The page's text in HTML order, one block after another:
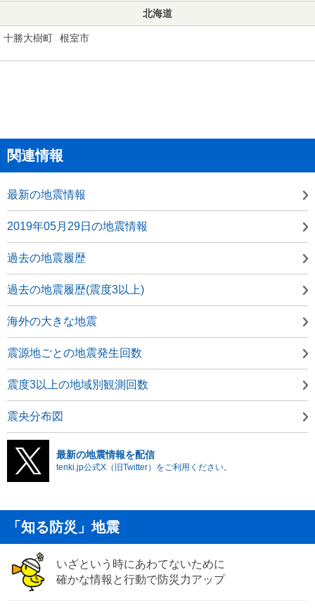
北海道
十勝大樹町 根室市
関連情報
最新の地震情報
2019年05月29日の地震情報
過去の地震履歴
過去の地震履歴(震度3以上)
海外の大きな地震
震源地ごとの地震発生回数
震度3以上の地域別観測回数
震央分布図
最新の地震情報を配信
tenki.jp公式X（旧Twitter）をご利用ください。
「知る防災」地震
いざという時にあわてないために
確かな情報と行動で防災力アップ